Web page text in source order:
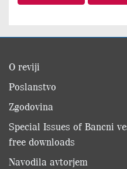
O reviji
Poslanstvo
Zgodovina
Special Issues of Bancni
free downloads
Navodila avtorjem